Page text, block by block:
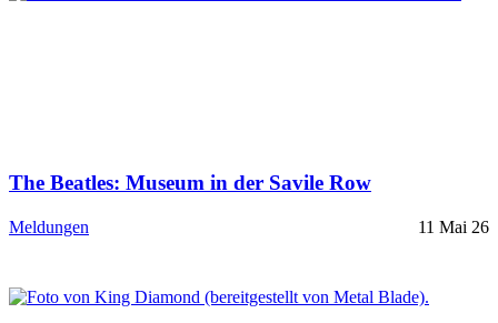
The Beatles: Museum in der Savile Row
Meldungen 11 Mai 26